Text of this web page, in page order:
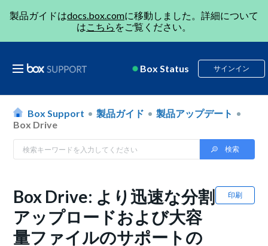
製品ガイドはdocs.box.comに移動しました。詳細について
はこちら をご覧ください。
Box Status サインイン
Box Support 製品ガイド
製品アップデート
Box Drive
印刷
Box Drive: より迅速な分割
アップロードおよび大容
量ファイルのサポートの